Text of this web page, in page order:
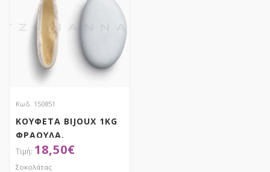
Κωδ. 150851
ΚΟΥΦΕΤΑ BIJOUX 1KG
ΦΡΑΟΥΛΑ,
ΧΑΤΖΗΓΙΑΝΝΑΚΗ
18,50€
Σοκολάτας